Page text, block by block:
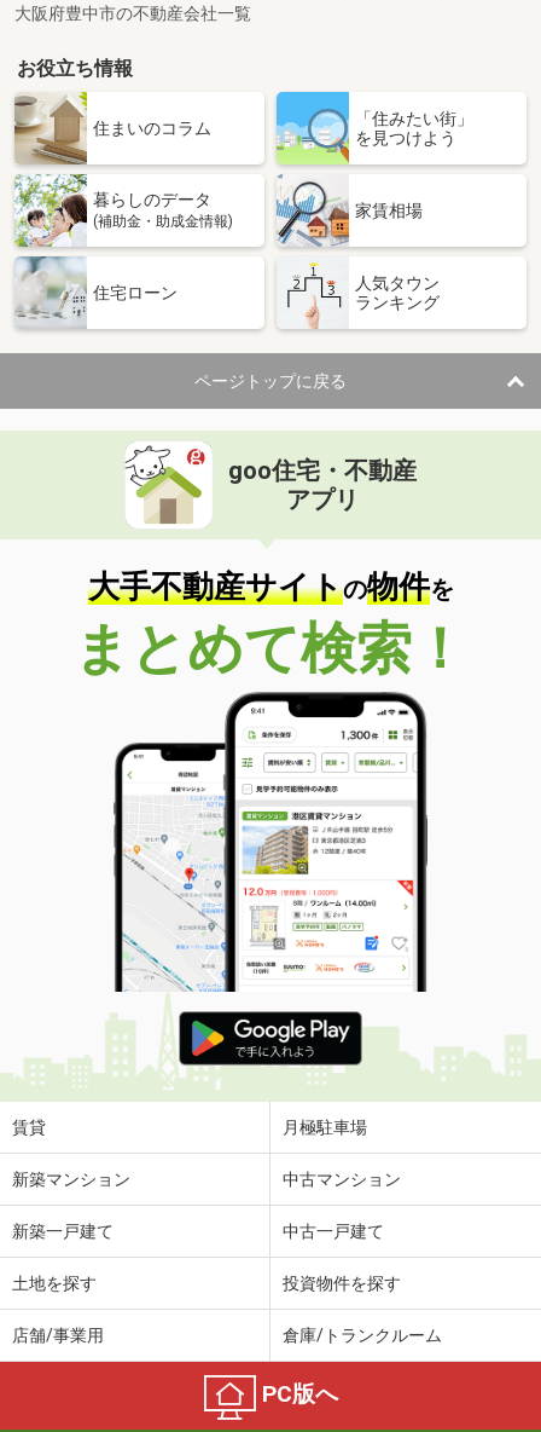
大阪府豊中市の不動産会社一覧
お役立ち情報
住まいのコラム
「住みたい街」
を見つけよう
暮らしのデータ
(補助金・助成金情報)
家賃相場
住宅ローン
人気タウン
ランキング
ページトップに戻る
goo住宅・不動産
アプリ
大手不動産サイトの物件を
まとめて検索！
賃貸 月極駐車場
新築マンション 中古マンション
新築一戸建て 中古一戸建て
土地を探す 投資物件を探す
店舗/事業用 倉庫/トランクルーム
PC版へ